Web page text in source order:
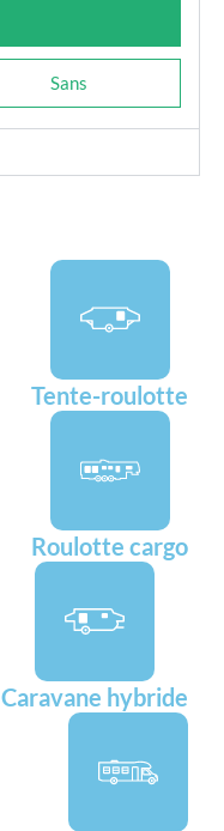
Sans
Tente-roulotte
Roulotte cargo
Caravane hybride